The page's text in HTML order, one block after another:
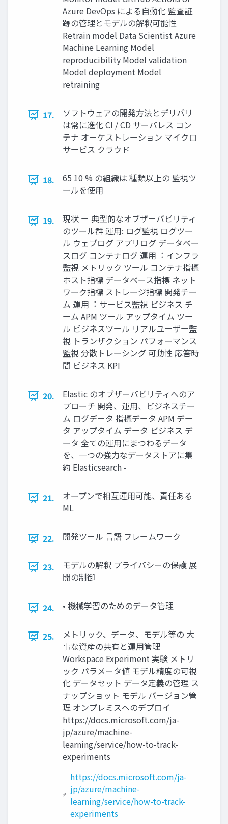
Azure DevOps による⾃動化 監査証
跡の管理とモデルの解釈可能性
Retrain model Data Scientist Azure
Machine Learning Model
reproducibility Model validation
Model deployment Model
retraining
17.
ソフトウェアの開発⽅法とデリバリ
は常に進化 CI / CD サーバレス コン
テナ オーケストレーション マイクロ
サービス クラウド
18.
65 10 % の組織は 種類以上の 監視ツ
ールを使⽤
19.
現状 ー 典型的なオブザーバビリティ
のツール群 運⽤: ログ監視 ログツー
ル ウェブログ アプリログ データベー
スログ コンテナログ 運⽤︓ インフラ
監視 メトリック ツール コンテナ指標
ホスト指標 データベース指標 ネット
ワーク指標 ストレージ指標 開発チー
ム 運⽤︓ サービス監視 ビジネス チ
ーム APM ツール アップタイム ツー
ル ビジネスツール リアルユーザー監
視 トランザクション パフォーマンス
監視 分散トレーシング 可動性 応答時
間 ビジネス KPI
20.
Elastic のオブザーバビリティへのア
プローチ 開発、運⽤、ビジネスチー
ム ログデータ 指標データ APM デー
タ アップタイム データ ビジネス デ
ータ 全ての運⽤にまつわるデータ
を、⼀つの強⼒なデータストアに集
約 Elasticsearch -
21.
オープンで相互運⽤可能、責任ある
ML
22. 開発ツール ⾔語 フレームワーク
23.
モデルの解釈 プライバシーの保護 展
開の制御
24. • 機械学習のためのデータ管理
25.
メトリック、データ、モデル等の ⼤
事な資産の共有と運⽤管理
Workspace Experiment 実験 メトリ
ック パラメータ値 モデル精度の可視
化 データセット データ定義の管理 ス
ナップショット モデル バージョン管
理 オンプレミスへのデプロイ
https://docs.microsoft.com/ja-
jp/azure/machine-
learning/service/how-to-track-
experiments
https://docs.microsoft.com/ja-
jp/azure/machine-
learning/service/how-to-track-
experiments